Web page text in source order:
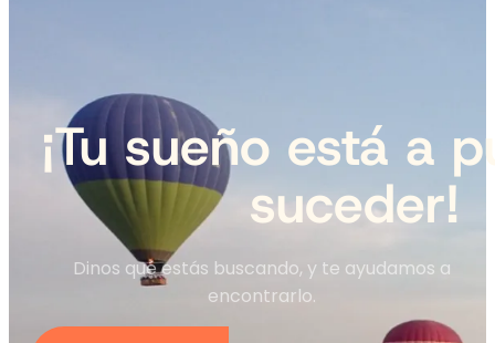
¡Tu sueño está a
suceder!
Dinos qué estás buscando, y te ayudamos a
encontrarlo.